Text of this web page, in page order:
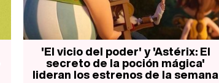
'El vicio del poder' y 'Astérix: El
secreto de la poción mágica'
lideran los estrenos de la semana